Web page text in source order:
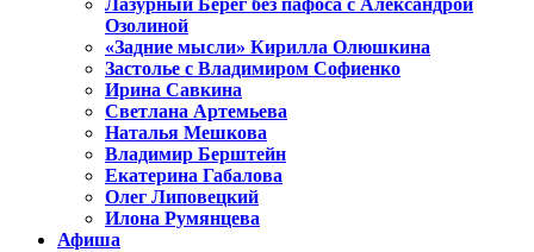
Лазурный Берег без пафоса с Александрой
Озолиной
«Задние мысли» Кирилла Олюшкина
Застолье с Владимиром Софиенко
Ирина Савкина
Светлана Артемьева
Наталья Мешкова
Владимир Берштейн
Екатерина Габалова
Олег Липовецкий
Илона Румянцева
Афиша